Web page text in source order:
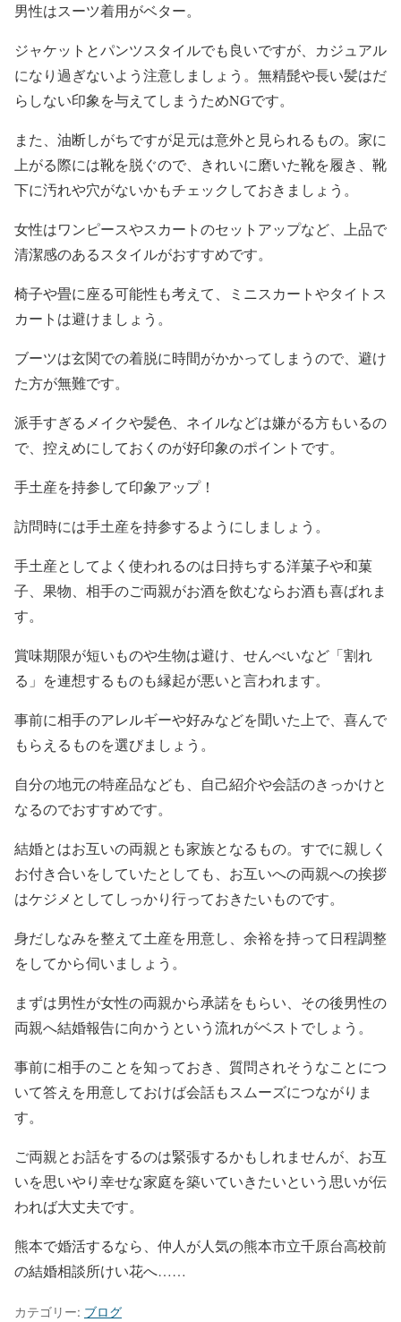
男性はスーツ着用がベター。
ジャケットとパンツスタイルでも良いですが、カジュアル
になり過ぎないよう注意しましょう。無精髭や長い髪はだ
らしない印象を与えてしまうためNGです。
また、油断しがちですが足元は意外と見られるもの。家に
上がる際には靴を脱ぐので、きれいに磨いた靴を履き、靴
下に汚れや穴がないかもチェックしておきましょう。
女性はワンピースやスカートのセットアップなど、上品で
清潔感のあるスタイルがおすすめです。
椅子や畳に座る可能性も考えて、ミニスカートやタイトス
カートは避けましょう。
ブーツは玄関での着脱に時間がかかってしまうので、避け
た方が無難です。
派手すぎるメイクや髪色、ネイルなどは嫌がる方もいるの
で、控えめにしておくのが好印象のポイントです。
手土産を持参して印象アップ！
訪問時には手土産を持参するようにしましょう。
手土産としてよく使われるのは日持ちする洋菓子や和菓
子、果物、相手のご両親がお酒を飲むならお酒も喜ばれま
す。
賞味期限が短いものや生物は避け、せんべいなど「割れ
る」を連想するものも縁起が悪いと言われます。
事前に相手のアレルギーや好みなどを聞いた上で、喜んで
もらえるものを選びましょう。
自分の地元の特産品なども、自己紹介や会話のきっかけと
なるのでおすすめです。
結婚とはお互いの両親とも家族となるもの。すでに親しく
お付き合いをしていたとしても、お互いへの両親への挨拶
はケジメとしてしっかり行っておきたいものです。
身だしなみを整えて土産を用意し、余裕を持って日程調整
をしてから伺いましょう。
まずは男性が女性の両親から承諾をもらい、その後男性の
両親へ結婚報告に向かうという流れがベストでしょう。
事前に相手のことを知っておき、質問されそうなことにつ
いて答えを用意しておけば会話もスムーズにつながりま
す。
ご両親とお話をするのは緊張するかもしれませんが、お互
いを思いやり幸せな家庭を築いていきたいという思いが伝
われば大丈夫です。
熊本で婚活するなら、仲人が人気の熊本市立千原台高校前
の結婚相談所けい花へ……
カテゴリー: ブログ